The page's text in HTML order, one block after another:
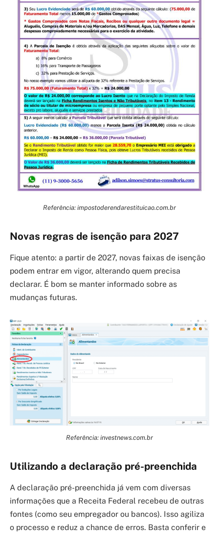
Referência: impostoderendarestituicao.com.br
Novas regras de isenção para 2027
Fique atento: a partir de 2027, novas faixas de isenção
podem entrar em vigor, alterando quem precisa
declarar. É bom se manter informado sobre as
mudanças futuras.
Referência: investnews.com.br
Utilizando a declaração pré-preenchida
A declaração pré-preenchida já vem com diversas
informações que a Receita Federal recebeu de outras
fontes (como seu empregador ou bancos). Isso agiliza
o processo e reduz a chance de erros. Basta conferir e